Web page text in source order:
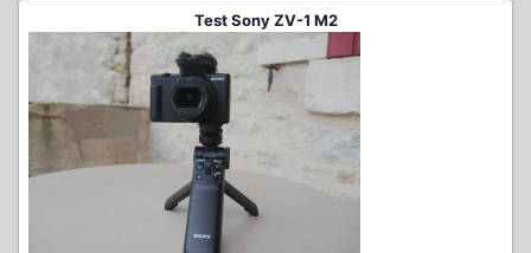
Test Sony ZV-1 M2